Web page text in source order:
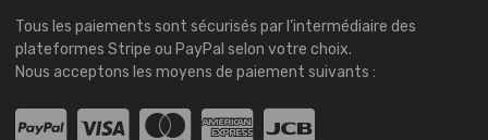
Tous les paiements sont sécurisés par l’intermédiaire des
plateformes Stripe ou PayPal selon votre choix.
Nous acceptons les moyens de paiement suivants :